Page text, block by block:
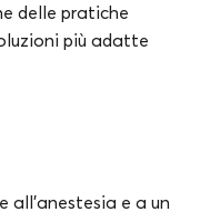
delle pratiche
più adatte
all’anestesia e a un